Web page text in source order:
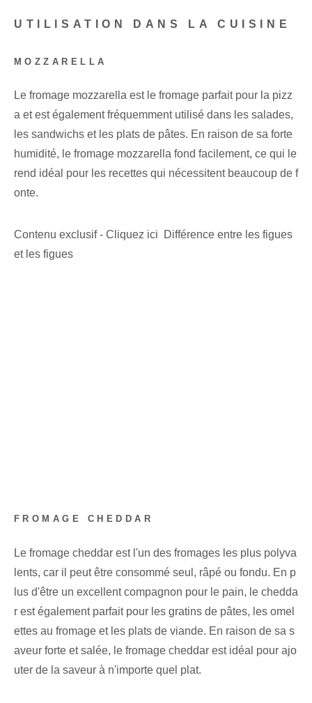
UTILISATION DANS LA CUISINE
MOZZARELLA
Le fromage mozzarella est le fromage parfait pour la pizz
a et est également fréquemment utilisé dans les salades,
les sandwichs et les plats de pâtes. En raison de sa forte
humidité, le fromage mozzarella fond facilement, ce qui le
rend idéal pour les recettes qui nécessitent beaucoup de f
onte.
Contenu exclusif - Cliquez ici Différence entre les figues
et les figues
FROMAGE CHEDDAR
Le fromage cheddar est l'un des fromages les plus polyva
lents, car il peut être consommé seul, râpé ou fondu. En p
lus d'être un excellent compagnon pour le pain, le chedda
r est également parfait pour les gratins de pâtes, les omel
ettes au fromage et les plats de viande. En raison de sa s
aveur forte et salée, le fromage cheddar est idéal pour ajo
uter de la saveur à n'importe quel plat.